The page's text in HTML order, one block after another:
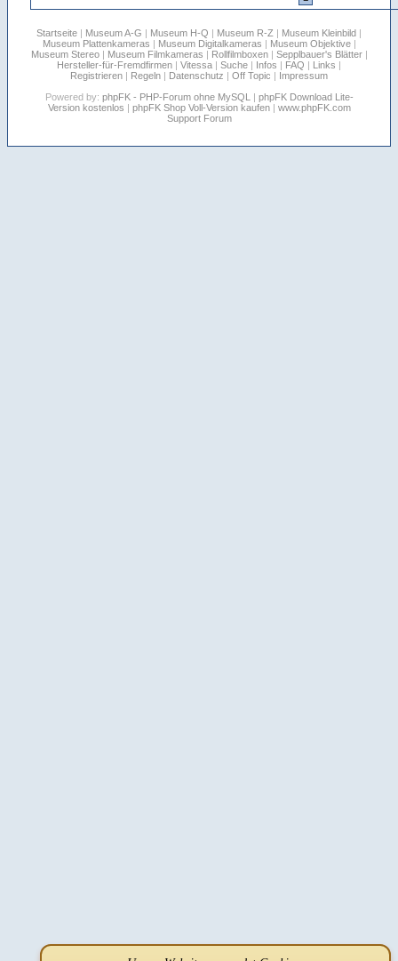
Startseite | Museum A-G | Museum H-Q | Museum R-Z | Museum Kleinbild |
Museum Plattenkameras | Museum Digitalkameras | Museum Objektive|
Museum Stereo| Museum Filmkameras | Rollfilmboxen| Sepplbauer's Blätter|
Hersteller-für-Fremdfirmen | Vitessa | Suche | Infos | FAQ | Links |
Registrieren | Regeln | Datenschutz | Off Topic | Impressum
Powered by: phpFK - PHP-Forum ohne MySQL | phpFK Download Lite-
Version kostenlos | phpFK Shop Voll-Version kaufen| www.phpFK.com
Support Forum